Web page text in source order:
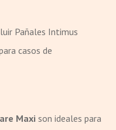
Pañales Intimus
casos de
Maxi son ideales para